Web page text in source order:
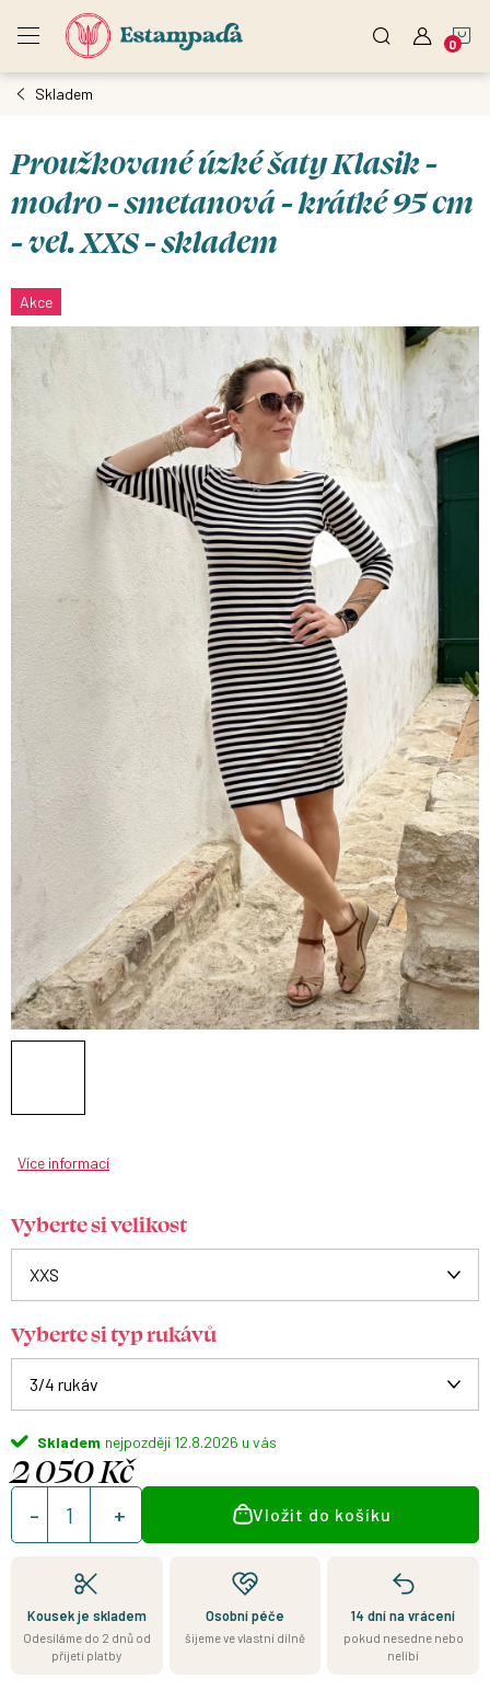
Skladem
Proužkované úzké šaty Klasik -
modro - smetanová - krátké 95 cm
- vel. XXS - skladem
Akce
Více informací
Vyberte si velikost
Vyberte si typ rukávů
Skladem 12.8.2026
2 050 Kč
Měrná
cena:
Vložit do košíku
Kousek je skladem
Odesíláme do 2 dnů od
přijetí platby
Osobní péče
šijeme ve vlastní dílně
14 dní na vrácení
pokud nesedne nebo
nelíbí